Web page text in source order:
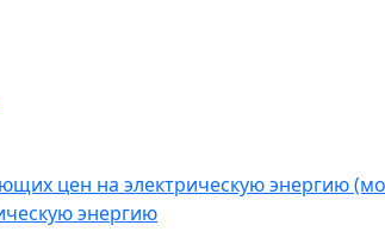
цен на электрическую энергию
энергию